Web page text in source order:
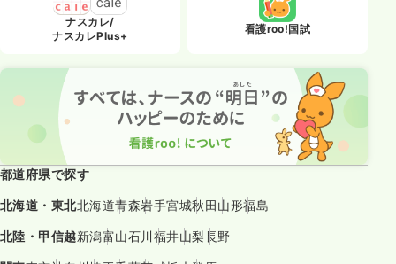
ナスカレ/
ナスカレPlus+
看護roo!国試
都道府県で探す
北海道・東北北海道青森岩手宮城秋田山形福島
北陸・甲信越新潟富山石川福井山梨長野